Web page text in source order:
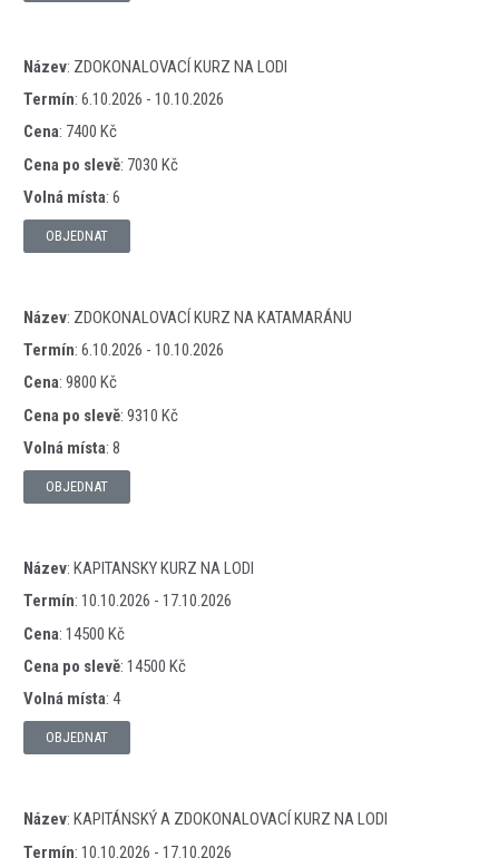
Název: ZDOKONALOVACÍ KURZ NA LODI
Termín: 6.10.2026 - 10.10.2026
Cena: 7400 Kč
Cena po slevě: 7030 Kč
Volná místa: 6
OBJEDNAT
Název: ZDOKONALOVACÍ KURZ NA KATAMARÁNU
Termín: 6.10.2026 - 10.10.2026
Cena: 9800 Kč
Cena po slevě: 9310 Kč
Volná místa: 8
OBJEDNAT
Název: KAPITANSKY KURZ NA LODI
Termín: 10.10.2026 - 17.10.2026
Cena: 14500 Kč
Cena po slevě: 14500 Kč
Volná místa: 4
OBJEDNAT
Název: KAPITÁNSKÝ A ZDOKONALOVACÍ KURZ NA LODI
Termín: 10.10.2026 - 17.10.2026